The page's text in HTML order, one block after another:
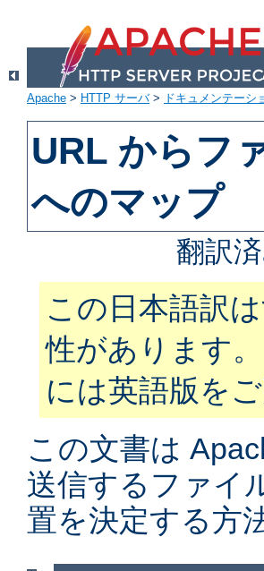
Apache > HTTP サーバ> ドキュメンテーシ
URL からフ
へのマップ
翻訳
この日本語訳
性があります
には英語版を
この文書は
送信するファイ
置を決定する方